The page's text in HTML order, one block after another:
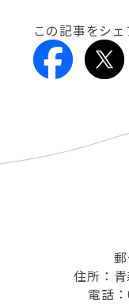
この記事をシ
住所：
電話